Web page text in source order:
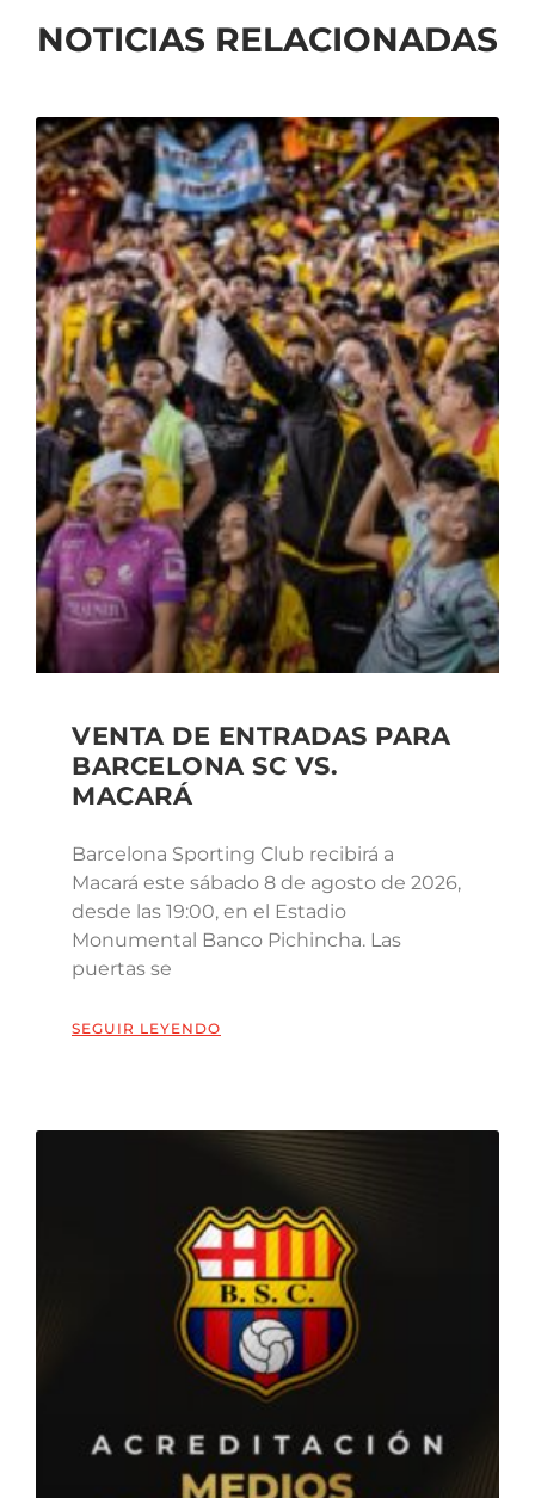
NOTICIAS RELACIONADAS
VENTA DE ENTRADAS PARA
BARCELONA SC VS.
MACARÁ
Barcelona Sporting Club recibirá a
Macará este sábado 8 de agosto de 2026,
desde las 19:00, en el Estadio
Monumental Banco Pichincha. Las
puertas se
SEGUIR LEYENDO